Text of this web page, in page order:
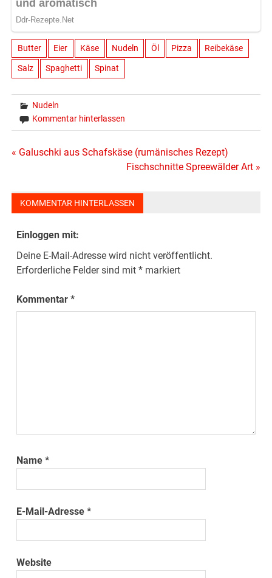
Butter Eier Käse Nudeln Öl Pizza Reibekäse
Salz Spaghetti Spinat
Nudeln
Kommentar hinterlassen
Beitragsnavigation
« Galuschki aus Schafskäse (rumänisches Rezept)
Fischschnitte Spreewälder Art »
KOMMENTAR HINTERLASSEN
Einloggen mit:
Deine E-Mail-Adresse wird nicht veröffentlicht.
Erforderliche Felder sind mit* markiert
Kommentar*
Name*
E-Mail-Adresse*
Website